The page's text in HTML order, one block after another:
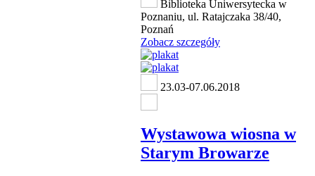
Biblioteka Uniwersytecka w
Poznaniu, ul. Ratajczaka 38/40,
Poznań
Zobacz szczegóły
23.03-07.06.2018
Wystawowa wiosna w
Starym Browarze